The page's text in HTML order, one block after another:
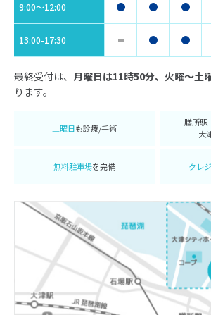
9:00〜12:00
13:00-17:30
最終受付は、 月曜日は11時50分、火曜〜土
ります。
土曜日も診療/手術
膳所駅
大
無料駐車場を完備 クレ